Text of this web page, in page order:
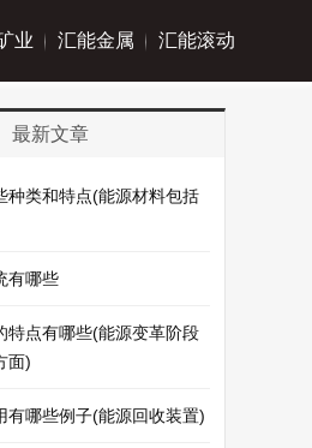
业 汇能金属 汇能滚动
最新文章
种类和特点(能源材料包括
有哪些
特点有哪些(能源变革阶段
面)
有哪些例子(能源回收装置)